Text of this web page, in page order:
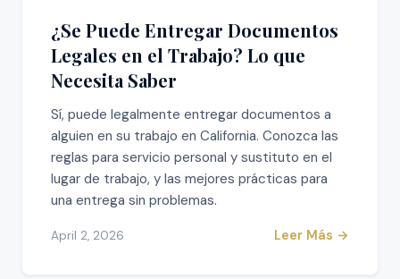
¿Se Puede Entregar Documentos
Legales en el Trabajo? Lo que
Necesita Saber
Sí, puede legalmente entregar documentos a
alguien en su trabajo en California. Conozca las
reglas para servicio personal y sustituto en el
lugar de trabajo, y las mejores prácticas para
una entrega sin problemas.
April 2, 2026 Leer Más →